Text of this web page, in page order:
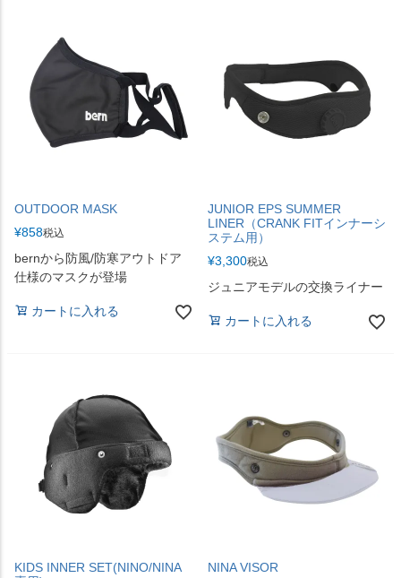
OUTDOOR MASK
¥858税込
bernから防風/防寒アウトドア
仕様のマスクが登場
カートに入れる
JUNIOR EPS SUMMER
LINER（CRANK FITインナーシ
ステム用）
¥3,300税込
ジュニアモデルの交換ライナー
カートに入れる
KIDS INNER SET(NINO/NINA
NINA VISOR